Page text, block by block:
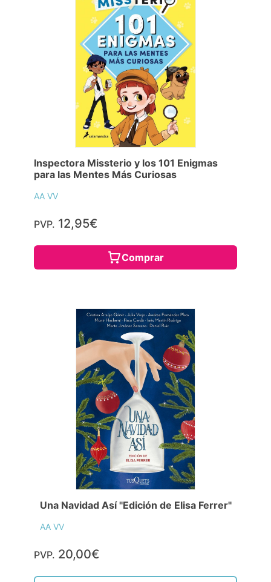
Inspectora Missterio y los 101 Enigmas
para las Mentes Más Curiosas
AA VV
PVP. 12,95€
Comprar
Una Navidad Así "Edición de Elisa Ferrer"
AA VV
PVP. 20,00€